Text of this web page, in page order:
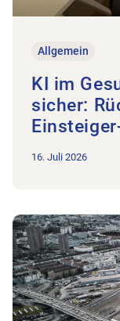
Allgemein
KI im
sicher:
16. Juli 2026
Zum Beitrag Save